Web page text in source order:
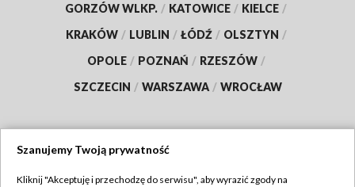
GORZÓW WLKP. / KATOWICE / KIELCE /
KRAKÓW / LUBLIN / ŁÓDŹ / OLSZTYN /
OPOLE / POZNAŃ / RZESZÓW /
SZCZECIN / WARSZAWA / WROCŁAW
Szanujemy Twoją prywatność
Kliknij "Akceptuję i przechodzę do serwisu", aby wyrazić zgody na